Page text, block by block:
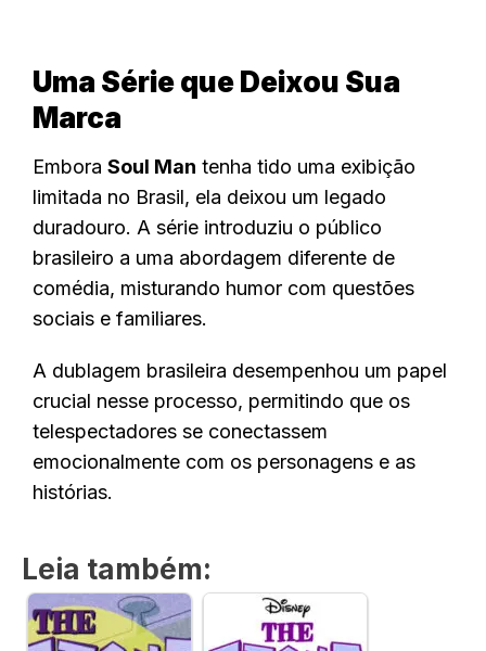
Uma Série que Deixou Sua
Marca
Embora Soul Man tenha tido uma exibição
limitada no Brasil, ela deixou um legado
duradouro. A série introduziu o público
brasileiro a uma abordagem diferente de
comédia, misturando humor com questões
sociais e familiares.
A dublagem brasileira desempenhou um papel
crucial nesse processo, permitindo que os
telespectadores se conectassem
emocionalmente com os personagens e as
histórias.
Leia também: